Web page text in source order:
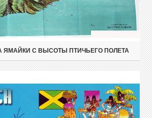
ЯМАЙКИ С ВЫСОТЫ ПТИЧЬЕГО ПОЛЕТА